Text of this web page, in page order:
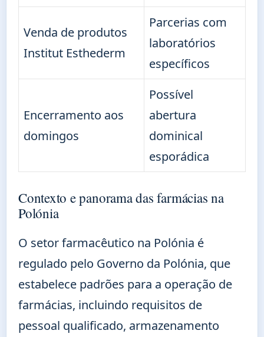
Venda de produtos
Institut Esthederm
Parcerias com
laboratórios
específicos
Encerramento aos
domingos
Possível
abertura
dominical
esporádica
Contexto e panorama das farmácias na
Polónia
O setor farmacêutico na Polónia é
regulado pelo Governo da Polónia, que
estabelece padrões para a operação de
farmácias, incluindo requisitos de
pessoal qualificado, armazenamento